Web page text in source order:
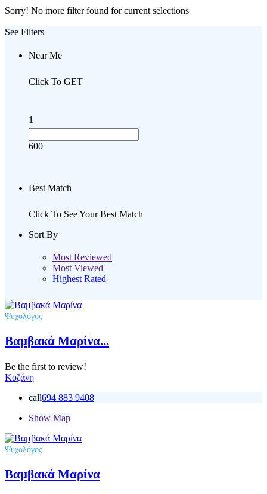
Sorry! No more filter found for current selections
See Filters
Near Me
Click To GET
1
600
Best Match
Click To See Your Best Match
Sort By
Most Reviewed
Most Viewed
Highest Rated
Ψυχολόγος
Βαμβακά Μαρίνα...
Be the first to review!
Κοζάνη
call694 883 9408
Show Map
Ψυχολόγος
Βαμβακά Μαρίνα